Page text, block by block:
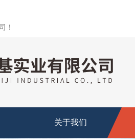
！
关于我们